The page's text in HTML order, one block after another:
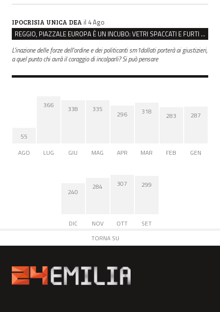
IPOCRISIA UNICA DEA il 4 Ago
REGGIO, PIAZZALE EUROPA È UN INCUBO: VETRI SPACCATI E FURTI SULLE AUTO IN SOSTA
L'inazione delle forze dell'ordine e dei politicanti sm1dollati porterà ai giustizieri,
a quel punto chi avrà il coraggio di incolparli? Si può pensare
55
AGO
366
LUG
338
GIU
335
MAG
296
APR
318
MAR
283
FEB
287
GEN
240
DIC
284
NOV
307
OTT
299
SET
TORNA SU